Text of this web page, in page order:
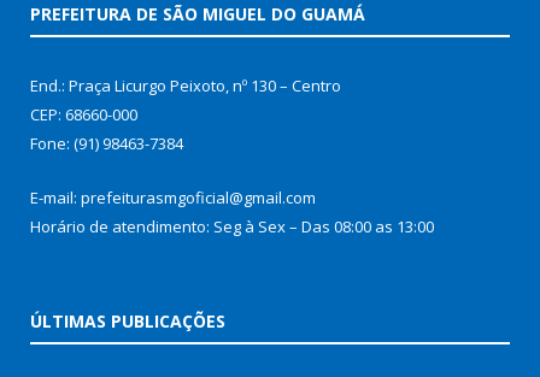
PREFEITURA DE SÃO MIGUEL DO GUAMÁ
End.: Praça Licurgo Peixoto, nº 130 – Centro
CEP: 68660-000
Fone: (91) 98463-7384
E-mail: prefeiturasmgoficial@gmail.com
Horário de atendimento: Seg à Sex – Das 08:00 as 13:00
ÚLTIMAS PUBLICAÇÕES